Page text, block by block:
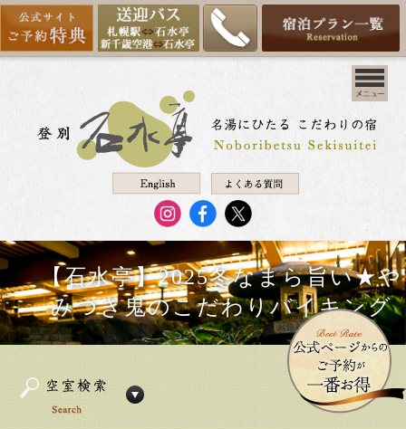
【石水亭】2025冬なまら旨い★や
みつき鬼のこだわりバイキング